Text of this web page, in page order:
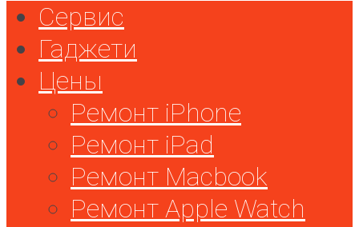
Сервис
Гаджети
Цены
Ремонт iPhone
Ремонт iPad
Ремонт Macbook
Ремонт Apple Watch